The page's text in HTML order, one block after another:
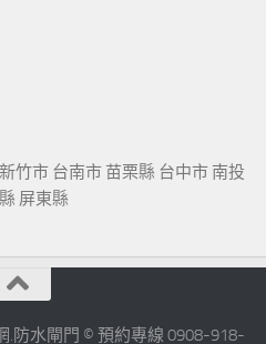
竹市 台南市 苗栗縣 台中市 南投
屏東縣
.防水閘門 © 預約專線 0908-918-